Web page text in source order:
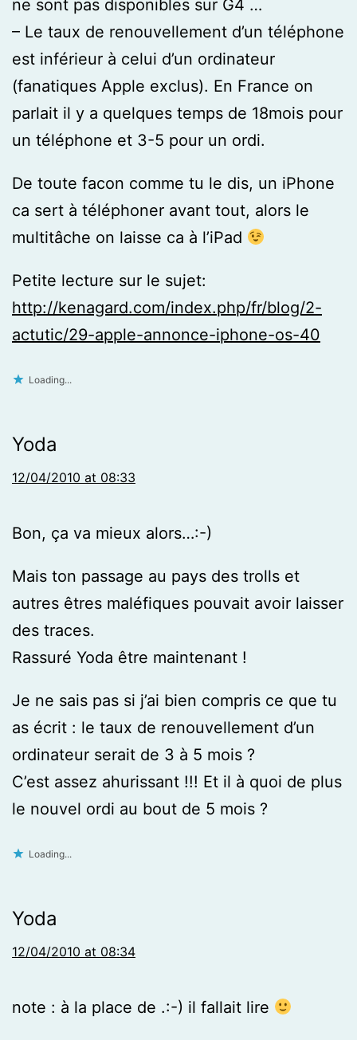
ne sont pas disponibles sur G4 …
– Le taux de renouvellement d’un téléphone
est inférieur à celui d’un ordinateur
(fanatiques Apple exclus). En France on
parlait il y a quelques temps de 18mois pour
un téléphone et 3-5 pour un ordi.
De toute facon comme tu le dis, un iPhone
ca sert à téléphoner avant tout, alors le
multitâche on laisse ca à l’iPad
Petite lecture sur le sujet:
http://kenagard.com/index.php/fr/blog/2-
actutic/29-apple-annonce-iphone-os-40
Loading...
Yoda
12/04/2010 at 08:33
Bon, ça va mieux alors…:-)
Mais ton passage au pays des trolls et
autres êtres maléfiques pouvait avoir laisser
des traces.
Rassuré Yoda être maintenant !
Je ne sais pas si j’ai bien compris ce que tu
as écrit : le taux de renouvellement d’un
ordinateur serait de 3 à 5 mois ?
C’est assez ahurissant !!! Et il à quoi de plus
le nouvel ordi au bout de 5 mois ?
Loading...
Yoda
12/04/2010 at 08:34
note : à la place de .:-) il fallait lire